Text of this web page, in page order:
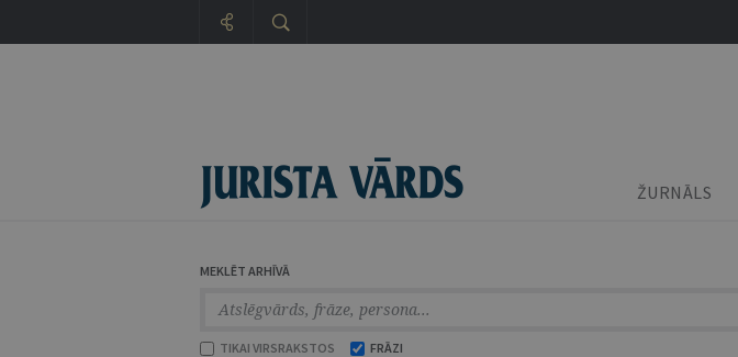
ŽURNĀLS
MEKLĒT ARHĪVĀ
TIKAI VIRSRAKSTOS FRĀZI